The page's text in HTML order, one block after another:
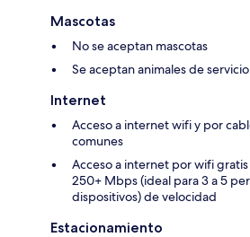
Mascotas
No se aceptan mascotas
Se aceptan animales de servicio
Internet
Acceso a internet wifi y por
comunes
Acceso a internet por wifi
250+ Mbps (ideal para 3 a 5
dispositivos) de velocidad
Estacionamiento